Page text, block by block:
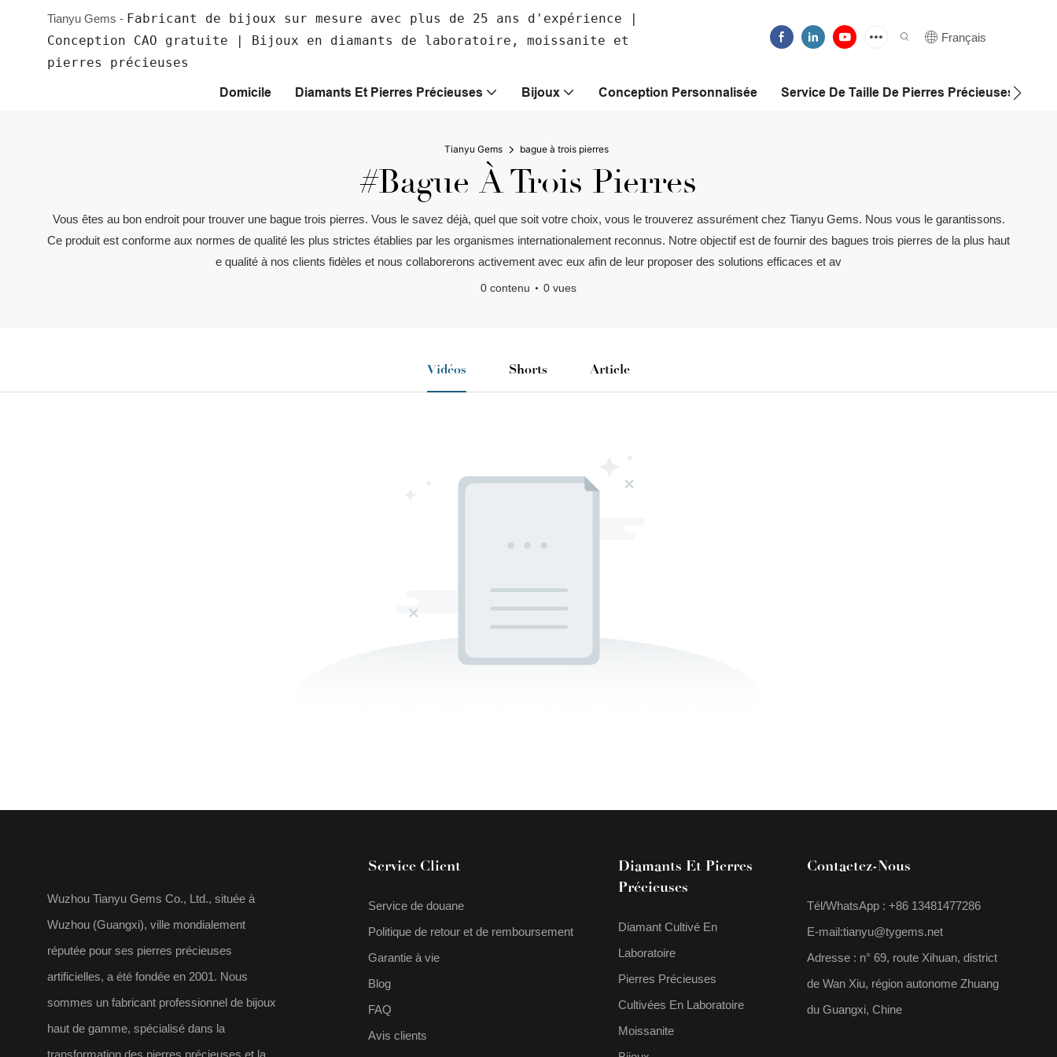
Tianyu Gems - Fabricant de bijoux sur mesure avec plus de 25 ans d'expérience |
Conception CAO gratuite | Bijoux en diamants de laboratoire, moissanite et
pierres précieuses
Français
Domicile Diamants Et Pierres Précieuses Bijoux Conception Personnalisée Service De Taille De Pierres Précieuses
Tianyu Gems bague à trois pierres
#bague À Trois Pierres
Vous êtes au bon endroit pour trouver une bague trois pierres. Vous le savez déjà, quel que soit votre choix, vous le trouverez assurément chez Tianyu Gems. Nous vous le garantissons.
Ce produit est conforme aux normes de qualité les plus strictes établies par les organismes internationalement reconnus. Notre objectif est de fournir des bagues trois pierres de la plus haut
e qualité à nos clients fidèles et nous collaborerons activement avec eux afin de leur proposer des solutions efficaces et av
0 contenu 0 vues
Vidéos Shorts Article
Wuzhou Tianyu Gems Co., Ltd., située à
Wuzhou (Guangxi), ville mondialement
réputée pour ses pierres précieuses
artificielles, a été fondée en 2001. Nous
sommes un fabricant professionnel de bijoux
haut de gamme, spécialisé dans la
transformation des pierres précieuses et la
Service Client
Service de douane
Politique de retour et de remboursement
Garantie à vie
Blog
FAQ
Avis clients
Diamants Et Pierres
Précieuses
Diamant Cultivé En
Laboratoire
Pierres Précieuses
Cultivées En Laboratoire
Moissanite
Contactez-Nous
Tél/WhatsApp : +86 13481477286
E-mail:tianyu@tygems.net
Adresse : n° 69, route Xihuan, district
de Wan Xiu, région autonome Zhuang
du Guangxi, Chine